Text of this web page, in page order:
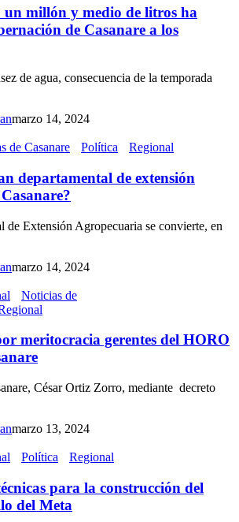
un millón y medio de litros ha
de Casanare a los
de agua, consecuencia de la temporada
marzo 14, 2024
de Casanare Política Regional
departamental de extensión
de Extensión Agropecuaria se convierte, en
marzo 14, 2024
Noticias de
meritocracia gerentes del HORO
César Ortiz Zorro, mediante decreto
marzo 13, 2024
Política Regional
para la construcción del
del Meta